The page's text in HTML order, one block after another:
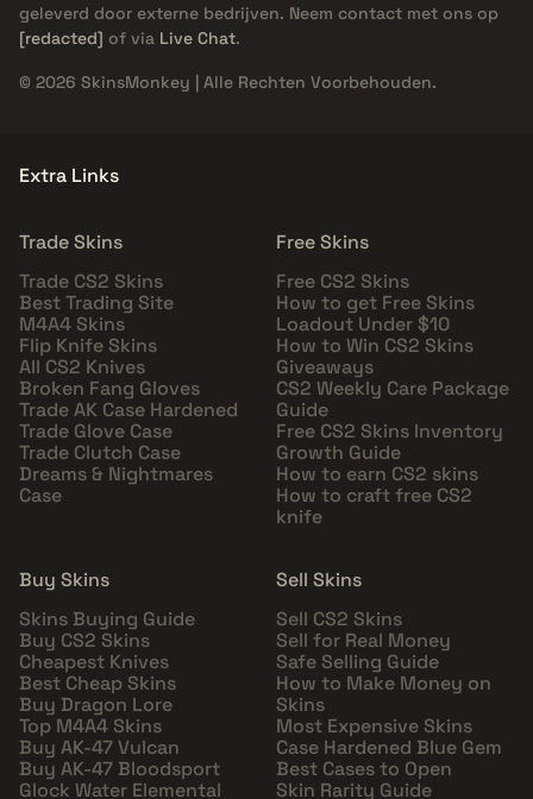
geleverd door externe bedrijven. Neem contact met ons op
[redacted] of via Live Chat.
© 2026 SkinsMonkey | Alle Rechten Voorbehouden.
Extra Links
Trade Skins
Trade CS2 Skins
Best Trading Site
M4A4 Skins
Flip Knife Skins
All CS2 Knives
Broken Fang Gloves
Trade AK Case Hardened
Trade Glove Case
Trade Clutch Case
Dreams & Nightmares
Case
Free Skins
Free CS2 Skins
How to get Free Skins
Loadout Under $10
How to Win CS2 Skins
Giveaways
CS2 Weekly Care Package
Guide
Free CS2 Skins Inventory
Growth Guide
How to earn CS2 skins
How to craft free CS2
knife
Buy Skins
Skins Buying Guide
Buy CS2 Skins
Cheapest Knives
Best Cheap Skins
Buy Dragon Lore
Top M4A4 Skins
Buy AK-47 Vulcan
Buy AK-47 Bloodsport
Glock Water Elemental
Sell Skins
Sell CS2 Skins
Sell for Real Money
Safe Selling Guide
How to Make Money on
Skins
Most Expensive Skins
Case Hardened Blue Gem
Best Cases to Open
Skin Rarity Guide